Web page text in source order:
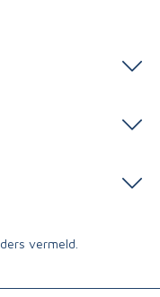
vermeld.